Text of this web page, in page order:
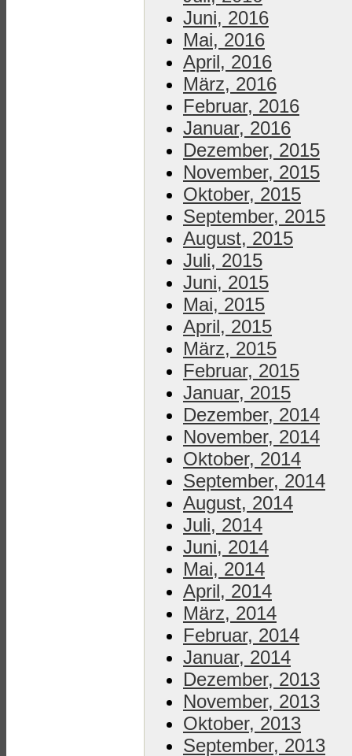
Juni, 2016
Mai, 2016
April, 2016
März, 2016
Februar, 2016
Januar, 2016
Dezember, 2015
November, 2015
Oktober, 2015
September, 2015
August, 2015
Juli, 2015
Juni, 2015
Mai, 2015
April, 2015
März, 2015
Februar, 2015
Januar, 2015
Dezember, 2014
November, 2014
Oktober, 2014
September, 2014
August, 2014
Juli, 2014
Juni, 2014
Mai, 2014
April, 2014
März, 2014
Februar, 2014
Januar, 2014
Dezember, 2013
November, 2013
Oktober, 2013
September, 2013